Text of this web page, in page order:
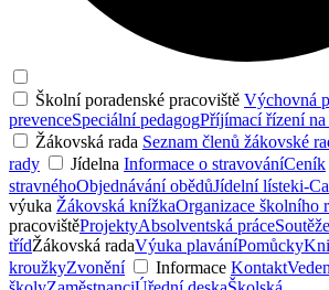
Školní poradenské pracoviště Výchovná
prevenceSpeciální pedagogPříjímací řízení na
Žákovská rada Seznam členů žákovské
rady
Jídelna Informace o stravováníCeník
stravnéhoObjednávání obědůJídelní lísteki-
výuka Žákovská knížkaOrganizace školního
pracovištěProjektyAbsolventská práce
třídŽákovská radaVýuka plaváníPomůcky
kroužkyZvonění Informace Kontakt